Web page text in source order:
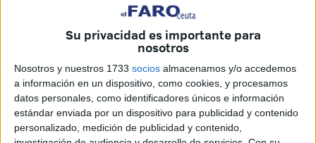
Su privacidad es importante para
nosotros
Nosotros y nuestros 1733 socios almacenamos y/o accedemos
a información en un dispositivo, como cookies, y procesamos
datos personales, como identificadores únicos e información
estándar enviada por un dispositivo para publicidad y contenido
personalizado, medición de publicidad y contenido,
Agencia Estatal de Meteorología ( Aemet
Alerta Amarillapara este domingo 30 de
noviembre, con la advertencia de lluvias y tormentas.
Elaviso de lluviasse extiende desde las 6:00 de la
mañana hasta las 19:59 horas y se indica que la
precipitación acumuladaen una hora será de 15mm. En